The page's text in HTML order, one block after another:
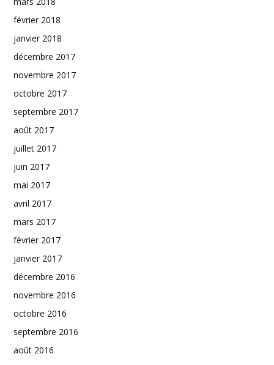
février 2018
janvier 2018
décembre 2017
novembre 2017
octobre 2017
septembre 2017
août 2017
juillet 2017
juin 2017
mai 2017
avril 2017
mars 2017
février 2017
janvier 2017
décembre 2016
novembre 2016
octobre 2016
septembre 2016
août 2016